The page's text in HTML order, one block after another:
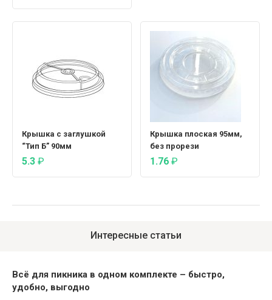
Крышка с заглушкой
“Тип Б” 90мм
5.3 ₽
Крышка плоская 95мм,
без прорези
1.76 ₽
Интересные статьи
Всё для пикника в одном комплекте – быстро,
удобно, выгодно